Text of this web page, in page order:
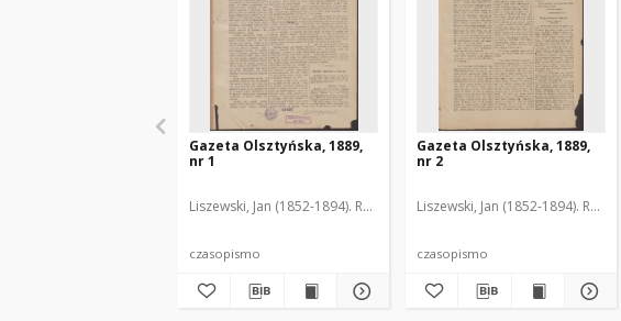
Gazeta Olsztyńska, 1889,
nr 1
Liszewski, Jan (1852-1894). Red.
czasopismo
Gazeta Olsztyńska, 1889,
nr 2
Liszewski, Jan (1852-1894). Red.
czasopismo